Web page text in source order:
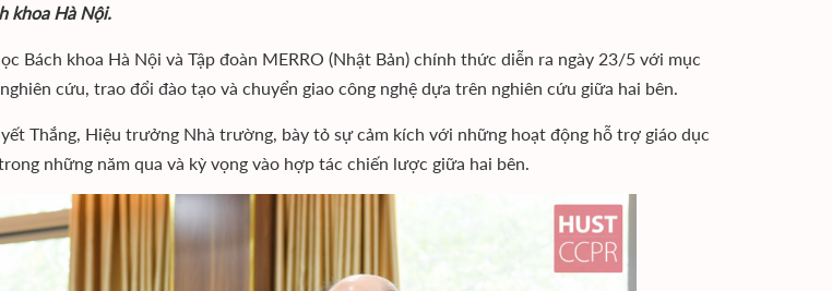
khoa Hà Nội.
Bách khoa Hà Nội và Tập đoàn MERRO (Nhật Bản) chính thức diễn ra ngày 23/5 với mục
cứu, trao đổi đào tạo và chuyển giao công nghệ dựa trên nghiên cứu giữa hai bên.
Thắng, Hiệu trưởng Nhà trường, bày tỏ sự cảm kích với những hoạt động hỗ trợ giáo dục
những năm qua và kỳ vọng vào hợp tác chiến lược giữa hai bên.